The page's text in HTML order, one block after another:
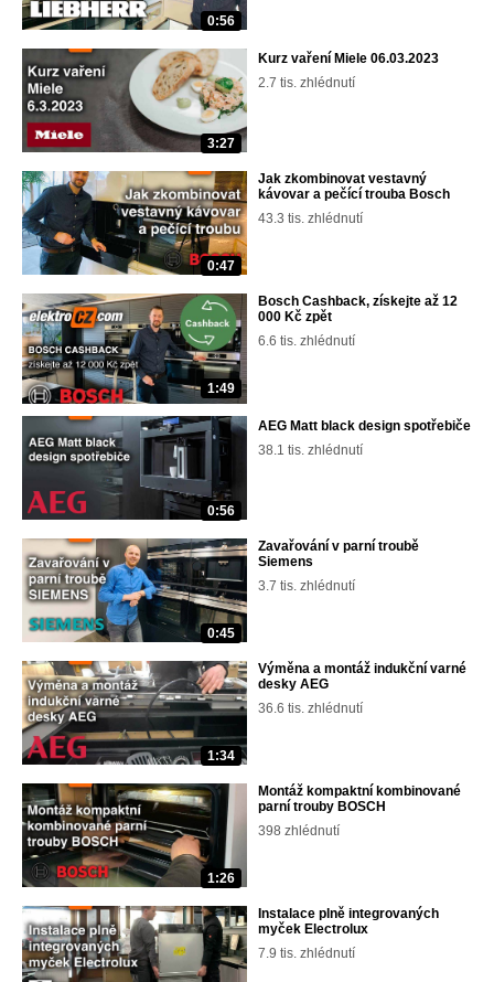
0:56
3:27
Kurz vaření Miele 06.03.2023
2.7 tis. zhlédnutí
0:47
Jak zkombinovat vestavný
kávovar a pečící trouba Bosch
43.3 tis. zhlédnutí
1:49
Bosch Cashback, získejte až 12
000 Kč zpět
6.6 tis. zhlédnutí
0:56
AEG Matt black design spotřebiče
38.1 tis. zhlédnutí
0:45
Zavařování v parní troubě
Siemens
3.7 tis. zhlédnutí
1:34
Výměna a montáž indukční varné
desky AEG
36.6 tis. zhlédnutí
1:26
Montáž kompaktní kombinované
parní trouby BOSCH
398 zhlédnutí
Instalace plně integrovaných
myček Electrolux
7.9 tis. zhlédnutí